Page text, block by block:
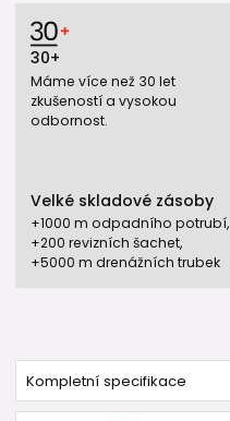
30+
Máme více než 30 let
zkušeností a vysokou
odbornost.
Velké skladové zásoby
+1000 m odpadního potrubí,
+200 revizních šachet,
+5000 m drenážních trubek
Kompletní specifikace